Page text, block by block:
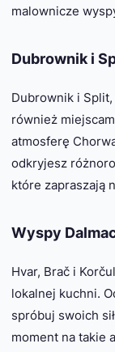
malownicze
Dubrownik i
Dubrownik i
również
atmosferę
odkryjesz
które zapraszają
Wyspy
Hvar, Brač i
lokalnej kuchni.
spróbuj swoich
moment na takie